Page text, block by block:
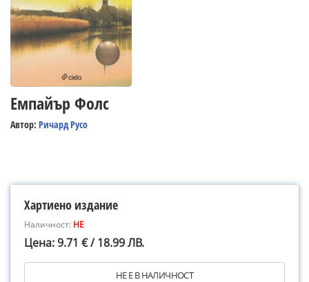
Емпайър Фолс
Автор: Ричард Русо
Хартиено издание
Наличност: НЕ
Цена: 9.71 € / 18.99 ЛВ.
НЕ Е В НАЛИЧНОСТ